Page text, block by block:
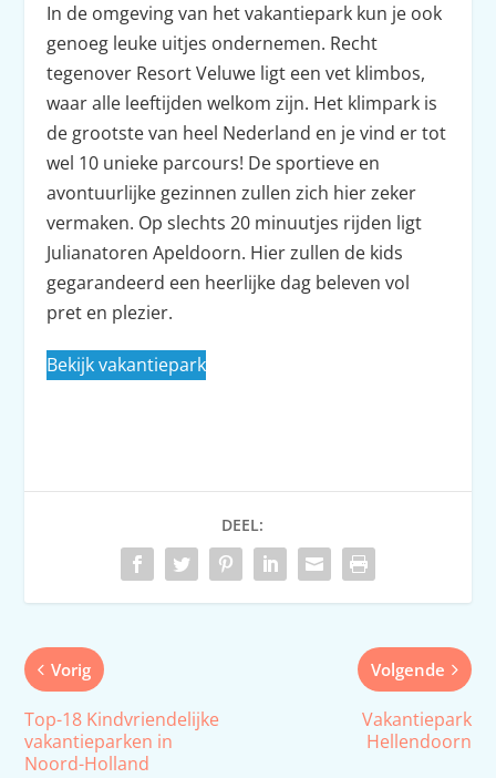
In de omgeving van het vakantiepark kun je ook
genoeg leuke uitjes ondernemen. Recht
tegenover Resort Veluwe ligt een vet klimbos,
waar alle leeftijden welkom zijn. Het klimpark is
de grootste van heel Nederland en je vind er tot
wel 10 unieke parcours! De sportieve en
avontuurlijke gezinnen zullen zich hier zeker
vermaken. Op slechts 20 minuutjes rijden ligt
Julianatoren Apeldoorn. Hier zullen de kids
gegarandeerd een heerlijke dag beleven vol
pret en plezier.
Bekijk vakantiepark
DEEL:
Vorig
Top-18 Kindvriendelijke
vakantieparken in
Noord-Holland
Volgende
Vakantiepark
Hellendoorn